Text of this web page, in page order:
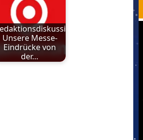
Unsere Messe-
Eindrücke von
der…